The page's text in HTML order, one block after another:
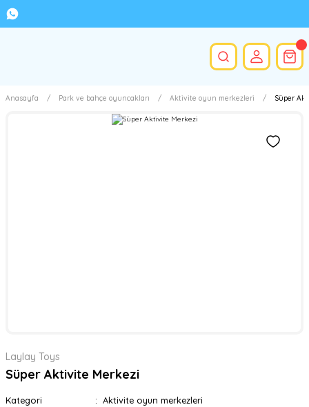
Anasayfa Park ve bahçe oyuncakları Aktivite oyun merkezleri Süper
Laylay Toys
Süper Aktivite Merkezi
Kategori
Aktivite oyun merkezleri